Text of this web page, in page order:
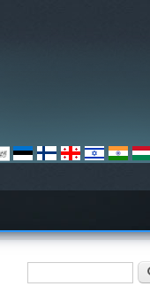
Arama formu